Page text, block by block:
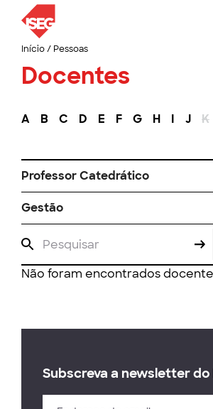
Início/ Pessoas
Docentes
A B C D E F G H I J K
Professor Catedrático
Gestão
Não foram encontrados
Subscreva a newsletter do